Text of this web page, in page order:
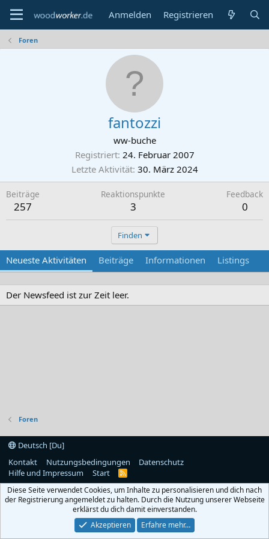
Anmelden Registrieren
Foren
fantozzi
ww-buche
Registriert 24. Februar 2007
Letzte Aktivität 30. März 2024
Beiträge
257
Reaktionspunkte
3
Feedback
0
Finden
Neueste Aktivitäten Beiträge Informationen Listings
Der Newsfeed ist zur Zeit leer.
Foren
Deutsch [Du]
Kontakt
Nutzungsbedingungen
Datenschutz
Hilfe und Impressum
Start
R
S
Diese Seite verwendet Cookies, um Inhalte zu personalisieren und dich nach
der Registrierung angemeldet zu halten. Durch die Nutzung unserer Webseite
erklärst du dich damit einverstanden.
Akzeptieren
Erfahre mehr…